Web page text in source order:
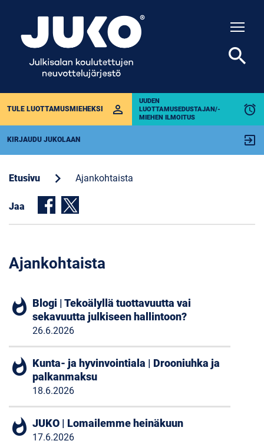
TULE LUOTTAMUSMIEHEKSI perm_identity
UUDEN
LUOTTAMUSEDUSTAJAN/-
MIEHEN ILMOITUS
alarm
KIRJAUDU JUKOLAAN exit_to_app
search
Etusivu chevron_right Ajankohtaista
Jaa
Ajankohtaista
whatshot Blogi | Tekoälyllä tuottavuutta vai
sekavuutta julkiseen hallintoon?
26.6.2026
whatshot Kunta- ja hyvinvointiala | Drooniuhka ja
palkanmaksu
18.6.2026
whatshot JUKO | Lomailemme heinäkuun
17.6.2026